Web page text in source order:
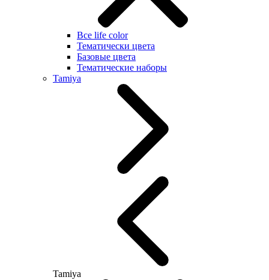
Все life color
Тематически цвета
Базовые цвета
Тематические наборы
Tamiya
Tamiya